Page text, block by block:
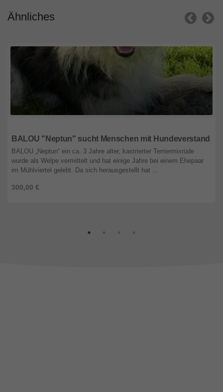
Ähnliches
BALOU "Neptun" sucht Menschen mit Hundeverstand
300,00 €
BALOU „Neptun“ ein ca. 3 Jahre alter, kastrierter Terriermixrüde
wurde als Welpe vermittelt und hat einige Jahre bei einem Ehepaar
im Mühlviertel gelebt. Da sich herausgestellt hat ...